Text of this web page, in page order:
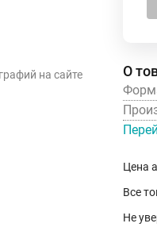
на сайте О
Цена
Все
Не